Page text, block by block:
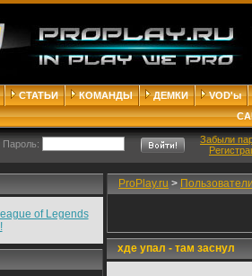
СТАТЬИ КОМАНДЫ ДЕМКИ
VOD'ы
Забыли
of Legends
ProPlay.ru >
хде упал - там заснул